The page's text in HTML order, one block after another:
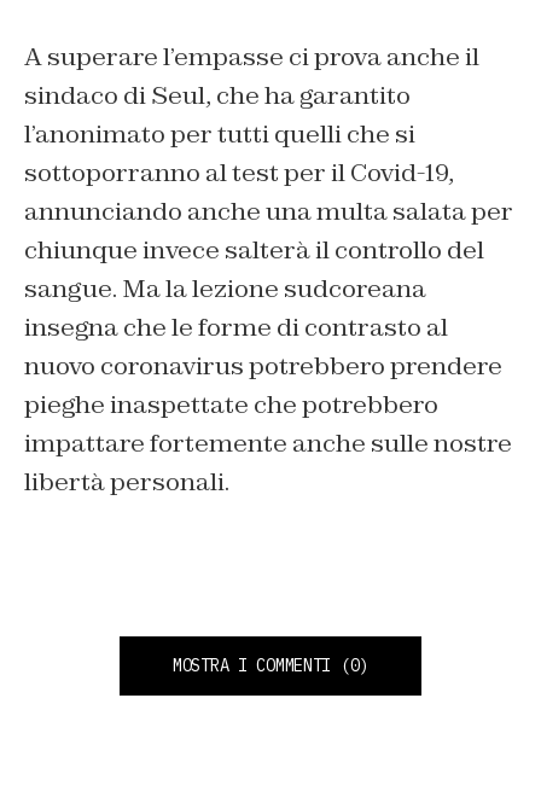
A superare l’empasse ci prova anche il
sindaco di Seul, che ha garantito
l’anonimato per tutti quelli che si
sottoporranno al test per il Covid-19,
annunciando anche una multa salata per
chiunque invece salterà il controllo del
sangue. Ma la lezione sudcoreana
insegna che le forme di contrasto al
nuovo coronavirus potrebbero prendere
pieghe inaspettate che potrebbero
impattare fortemente anche sulle nostre
libertà personali.
MOSTRA I COMMENTI (0)